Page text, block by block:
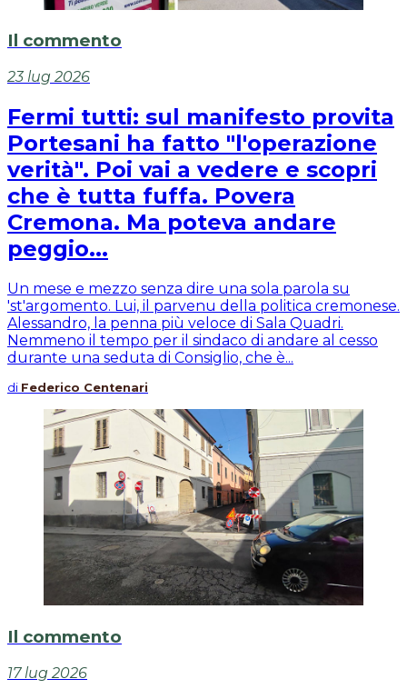
Il commento
23 lug 2026
Fermi tutti: sul manifesto provita
Portesani ha fatto "l'operazione
verità". Poi vai a vedere e scopri
che è tutta fuffa. Povera
Cremona. Ma poteva andare
peggio...
Un mese e mezzo senza dire una sola parola su
'st'argomento. Lui, il parvenu della politica cremonese.
Alessandro, la penna più veloce di Sala Quadri.
Nemmeno il tempo per il sindaco di andare al cesso
durante una seduta di Consiglio, che è...
di Federico Centenari
Il commento
17 lug 2026